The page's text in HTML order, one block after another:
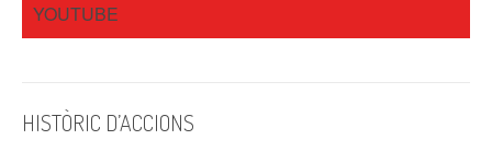
YOUTUBE
HISTÒRIC D’ACCIONS